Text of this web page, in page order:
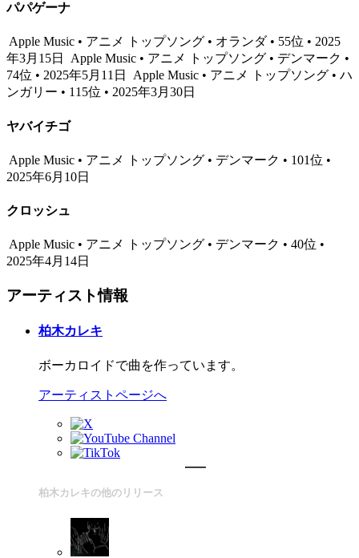
パパゲーナ
Apple Music • アニメ トップソング • オランダ • 55位 • 2025
年3月15日
Apple Music • アニメ トップソング • デンマーク •
74位 • 2025年5月11日
Apple Music • アニメ トップソング • ハ
ンガリー • 115位 • 2025年3月30日
ヤバイチゴ
Apple Music • アニメ トップソング • デンマーク • 101位 •
2025年6月10日
クロッシュ
Apple Music • アニメ トップソング • デンマーク • 40位 •
2025年4月14日
アーティスト情報
柏木カレキ
ボーカロイドで曲を作っています。
アーティストページへ
柏木カレキの他のリリース